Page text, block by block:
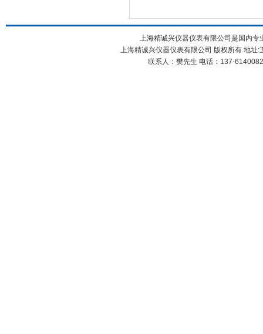
上海精诚兴仪器仪表有限公司是国内
上海精诚兴仪器仪表有限公司 版权所有 地
联系人：樊先生 电话：137-